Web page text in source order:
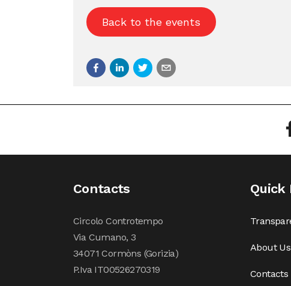
Back to the events
Contacts
Circolo Controtempo
Via Cumano, 3
34071 Cormòns (Gorizia)
P.Iva IT00526270319
Quick
About Us
Contacts